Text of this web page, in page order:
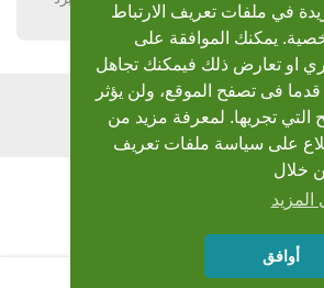
في ملفات تعريف الارتباط
يمكنك الموافقة على
تري او تعارض ذلك فيمكنك تجاهل
فى تصفح الموقع، ولن يؤثر
تجريها. لمعرفة مزيد من
على سياسة ملفات تعريف
خلال
المزيد
أوافق